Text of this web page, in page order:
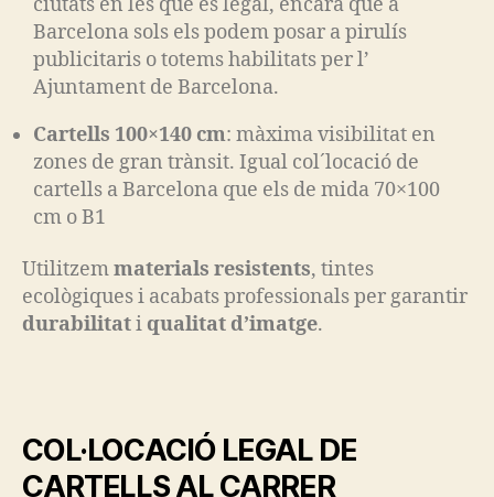
Barcelona sols els podem posar a pirulís
publicitaris o totems habilitats per l’
Ajuntament de Barcelona.
Cartells 100×140 cm: màxima visibilitat en
zones de gran trànsit. Igual col´locació de
cartells a Barcelona que els de mida 70×100
cm o B1
Utilitzemmaterials resistents, tintes
ecològiques i acabats professionals per garantir
durabilitati qualitat d’imatge.
COL·LOCACIÓ LEGAL DE
CARTELLS AL CARRER